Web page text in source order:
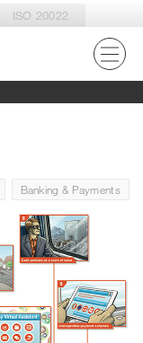
ISO 20022
Banking & Payments